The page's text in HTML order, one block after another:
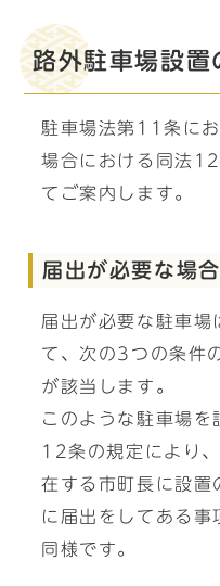
路外駐車場設置
駐車場法第11条に
場合における同法
てご案内します。
届出が必要な場合
届出が必要な駐車場
て、次の3つの条件
が該当します。
このような駐車場を
12条の規定により
在する市町長に設置
に届出をしてある事
同様です。